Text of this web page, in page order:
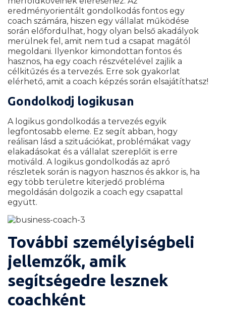
eredményorientált gondolkodás fontos egy
coach számára, hiszen egy vállalat működése
során előfordulhat, hogy olyan belső akadályok
merülnek fel, amit nem tud a csapat magától
megoldani. Ilyenkor kimondottan fontos és
hasznos, ha egy coach részvételével zajlik a
célkitűzés és a tervezés. Erre sok gyakorlat
elérhető, amit a coach képzés során elsajátíthatsz!
Gondolkodj logikusan
A logikus gondolkodás a tervezés egyik
legfontosabb eleme. Ez segít abban, hogy
reálisan lásd a szituációkat, problémákat vagy
elakadásokat és a vállalat szereplőit is erre
motiváld. A logikus gondolkodás az apró
részletek során is nagyon hasznos és akkor is, ha
egy több területre kiterjedő probléma
megoldásán dolgozik a coach egy csapattal
együtt.
További személyiségbeli
jellemzők, amik
segítségedre lesznek
coachként